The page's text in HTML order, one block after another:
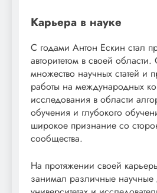
Карьера в науке
С годами Антон Ескин стал
авторитетом в своей
множество научных статей и
работы на международных
исследования в области
обучения и глубокого
широкое признание со
сообщества.
На протяжении своей
занимал различные